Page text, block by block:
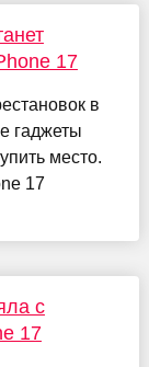
17
в
гаджеты
место.
17
с
17